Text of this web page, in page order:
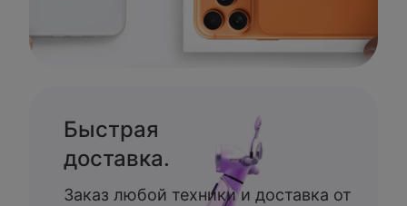
Быстрая
доставка.
Заказ любой техники и доставка от